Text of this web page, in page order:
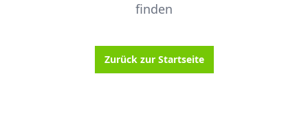
finden
Zurück zur Startseite